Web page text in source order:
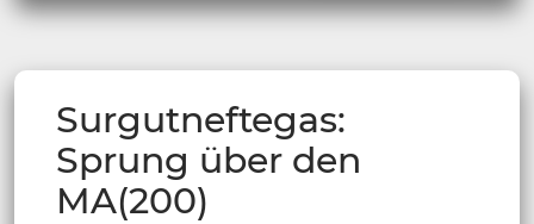
Surgutneftegas:
Sprung über den
MA(200)